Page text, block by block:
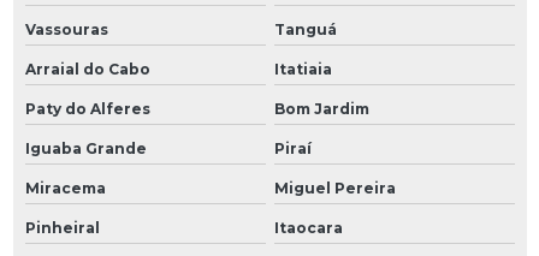
Vassouras Tanguá
Arraial do Cabo Itatiaia
Paty do Alferes Bom Jardim
Iguaba Grande Piraí
Miracema Miguel Pereira
Pinheiral Itaocara